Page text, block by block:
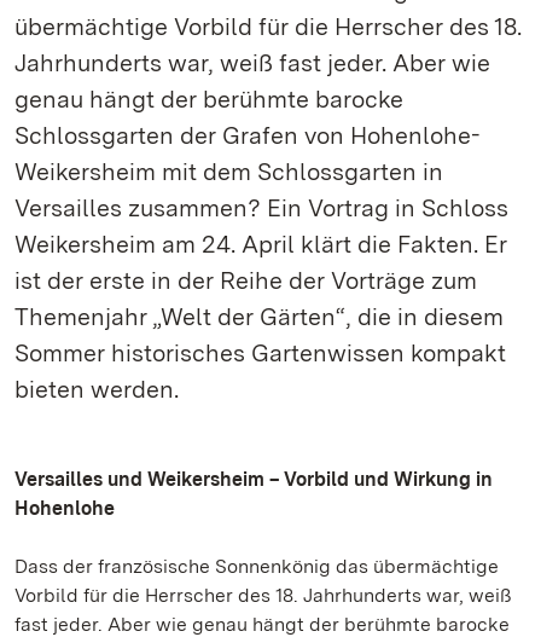
übermächtige Vorbild für die Herrscher des 18.
Jahrhunderts war, weiß fast jeder. Aber wie
genau hängt der berühmte barocke
Schlossgarten der Grafen von Hohenlohe-
Weikersheim mit dem Schlossgarten in
Versailles zusammen? Ein Vortrag in Schloss
Weikersheim am 24. April klärt die Fakten. Er
ist der erste in der Reihe der Vorträge zum
Themenjahr „Welt der Gärten“, die in diesem
Sommer historisches Gartenwissen kompakt
bieten werden.
Versailles und Weikersheim – Vorbild und Wirkung in
Hohenlohe
Dass der französische Sonnenkönig das übermächtige
Vorbild für die Herrscher des 18. Jahrhunderts war, weiß
fast jeder. Aber wie genau hängt der berühmte barocke